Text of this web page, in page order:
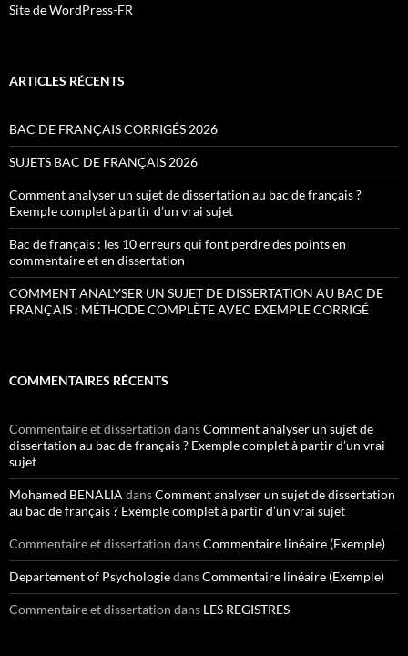
Site de WordPress-FR
ARTICLES RÉCENTS
BAC DE FRANÇAIS CORRIGÉS 2026
SUJETS BAC DE FRANÇAIS 2026
Comment analyser un sujet de dissertation au bac de français ?
Exemple complet à partir d’un vrai sujet
Bac de français : les 10 erreurs qui font perdre des points en
commentaire et en dissertation
COMMENT ANALYSER UN SUJET DE DISSERTATION AU BAC DE
FRANÇAIS : MÉTHODE COMPLÈTE AVEC EXEMPLE CORRIGÉ
COMMENTAIRES RÉCENTS
Commentaire et dissertation dansComment analyser un sujet de
dissertation au bac de français ? Exemple complet à partir d’un vrai
sujet
Mohamed BENALIA dansComment analyser un sujet de dissertation
au bac de français ? Exemple complet à partir d’un vrai sujet
Commentaire et dissertation dansCommentaire linéaire (Exemple)
Departement of PsychologiedansCommentaire linéaire (Exemple)
Commentaire et dissertation dans LES REGISTRES